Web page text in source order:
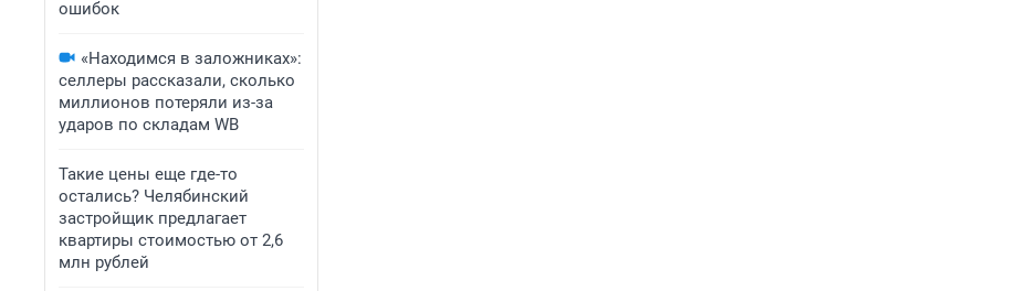
ошибок
«Находимся в заложниках»:
селлеры рассказали, сколько
миллионов потеряли из-за
ударов по складам WB
Такие цены еще где-то
остались? Челябинский
застройщик предлагает
квартиры стоимостью от 2,6
млн рублей